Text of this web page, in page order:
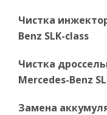
Чистка
Benz SLK-сlass
Чистка
Mercedes-Benz
Замена